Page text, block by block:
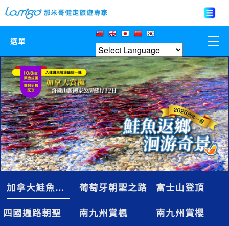
選單
那米哥莊園
中國
日本
亞洲韓國
歐美紐澳
台灣
加拿大鮭魚洄游 葡萄牙朝聖之路
富士山登頂
四國遍路朝聖
南九州賞楓
南九州賞櫻